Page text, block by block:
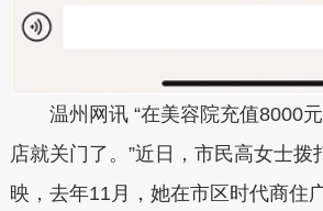
温州网讯 “在美容院充值8000元
店就关门了。”近日，市民高女士拨
映，去年11月，她在市区时代商住